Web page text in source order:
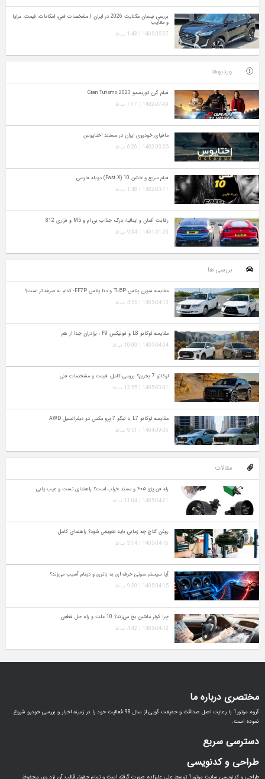
بررسی نیسان مگنایت 2026 در ایران | مشخصات فنی، امکانات، قیمت، مزایا
و معایب
1405-05-07 | 1:43 ب.ظ
ویدیوها
فیلم گرن توریسمو Gran Turismo 2023
1402-07-09 | 7:17 ب.ظ
مافیای خودروی ایران در مستند اختاپوس
1402-03-25 | 6:26 ب.ظ
فیلم سریع و خشن 10 (Fast X) دوبله فارسی
1402-03-11 | 1:48 ب.ظ
رقابت آلمان و ایتالیا؛ درگ جذاب بی ام و M5 و فراری 812
1401-01-03 | 9:34 ب.ظ
بررسی ها
مقایسه سورن پلاس TU5P و دنا پلاس EF7P؛ کدام به‌ صرفه‌ تر است؟
1405-04-13 | 4:55 ب.ظ
مقایسه لوکانو L8 و فونیکس F9 ؛ برادران جدا از هم
1405-04-04 | 10:00 ب.ظ
لوکانو 7 بخریم؟ بررسی کامل، قیمت و مشخصات فنی
1405-03-01 | 12:55 ب.ظ
مقایسه لوکانو L7 با تیگو 7 پرو مکس دو دیفرانسیل AWD
1404-09-06 | 9:51 ب.ظ
مقالات
رله فن پژو ۴۰۵ و سمند خراب است؟ راهنمای تست و عیب‌ یابی
1405-04-21 | 11:04 ب.ظ
روغن کلاچ چه زمانی باید تعویض شود؟ راهنمای کامل
1405-04-16 | 3:14 ب.ظ
آیا سیستم صوتی حرفه‌ ای به باتری و دینام آسیب می‌زند؟
1405-04-15 | 9:20 ب.ظ
چرا کولر ماشین یخ می‌زند؟ 10 علت و راه‌ حل قطعی
1405-04-12 | 4:42 ب.ظ
مختصری درباره ما
گروه موتور1 با رعایت اصل صداقت و حقیقت گویی از سال 98 فعالیت خود را در زمینه اخبار و بررسی خودرو شروع
نموده است.
دسترسی سریع
طراحی و کدنویسی
طراحی و کدنویسی سایت موتور1 توسط علی علیزاده صورت گرفته است و تمام حقوق قالب آن نزد وی محفوظ